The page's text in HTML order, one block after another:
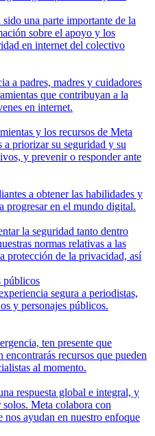
una parte importante de la
sobre el apoyo y los
en internet del colectivo
a padres, madres y cuidadores
que contribuyan a la
en internet.
y los recursos de Meta
a priorizar su seguridad y su
y prevenir o responder ante
a obtener las habilidades y
progresar en el mundo digital.
la seguridad tanto dentro
normas relativas a las
protección de la privacidad, así
públicos
segura a periodistas,
y personajes públicos.
ten presente que
recursos que pueden
al momento.
respuesta global e integral, y
solos. Meta colabora con
nos ayudan en nuestro enfoque